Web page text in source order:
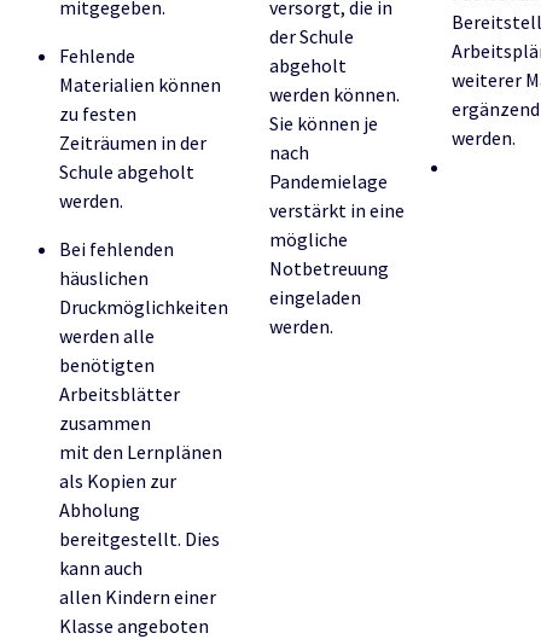
mitgegeben.
Fehlende
Materialien können
zu festen
Zeiträumen in der
Schule abgeholt
werden.
Bei fehlenden
häuslichen
Druckmöglichkeiten
werden alle
benötigten
Arbeitsblätter
zusammen
mit den Lernplänen
als Kopien zur
Abholung
bereitgestellt. Dies
kann auch
allen Kindern einer
Klasse angeboten
versorgt, die in
der Schule
abgeholt
werden können.
Sie können je
nach
Pandemielage
verstärkt in eine
mögliche
Notbetreuung
eingeladen
werden.
weiterer
werden.